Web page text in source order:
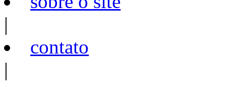
|
contato
|